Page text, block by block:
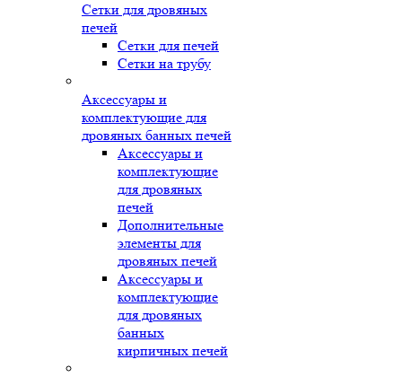
Сетки для дровяных
печей
Сетки для печей
Сетки на трубу
Аксессуары и
комплектующие для
дровяных банных печей
Аксессуары и
комплектующие
для дровяных
печей
Дополнительные
элементы для
дровяных печей
Аксессуары и
комплектующие
для дровяных
банных
кирпичных печей